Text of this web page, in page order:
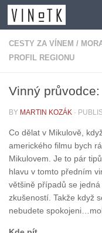
Skip to content
CESTY ZA VÍNEM /
PROFIL REGIONU
Vinný
BY MARTIN KOZÁK ·
Co dělat v Mikulově,
amerického filmu bych
Mikulovem. Je to pár
hlavu v tomto předním
většině případů se
zkušeností. Takže když
nebudete